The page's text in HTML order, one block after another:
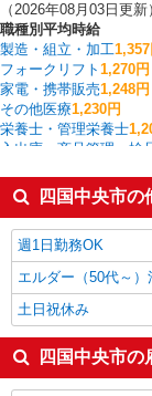
（2026年08月03日更新
職種別平均時給
製造・組立・加工1,357
フォークリフト 1,270円
家電・携帯販売1,248円
その他医療1,230円
栄養士・管理栄養士
入出庫・商品管理・検
梱包・仕分け・ピッキ
経理・人事・労務・総
客室清掃・ベッドメイ
四国中央市の他の職種
四国中央市の
週1日勤務OK
エルダー（50代～）
土日祝休み
四国中央市の